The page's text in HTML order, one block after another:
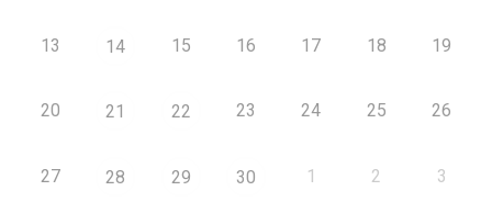
13 14 15 16 17 18 19
20 21 22 23 24 25 26
27 28 29 30 1 2 3